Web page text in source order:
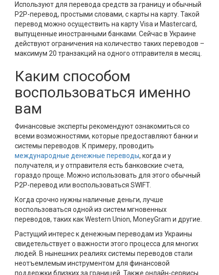
Используют для перевода средств за границу и обычный
P2P-перевод, простыми словами, с карты на карту. Такой
перевод можно осуществить на карту Visa и Mastercard,
выпущенные иностранными банками. Сейчас в Украине
действуют ограничения на количество таких переводов –
максимум 20 транзакций на одного отправителя в месяц.
Каким способом
воспользоваться именно
вам
Финансовые эксперты рекомендуют ознакомиться со
всеми возможностями, которые предоставляют банки и
системы переводов. К примеру, проводить
международные денежные переводы, когда и у
получателя, и у отправителя есть банковские счета,
гораздо проще. Можно использовать для этого обычный
P2P-перевод или воспользоваться SWIFT.
Когда срочно нужны наличные деньги, лучше
воспользоваться одной из систем мгновенных
переводов, таких как Western Union, MoneyGram и другие.
Растущий интерес к денежным переводам из Украины
свидетельствует о важности этого процесса для многих
людей. В нынешних реалиях системы переводов стали
неотъемлемым инструментом для финансовой
поддержки близких за границей. Также онлайн-сервисы